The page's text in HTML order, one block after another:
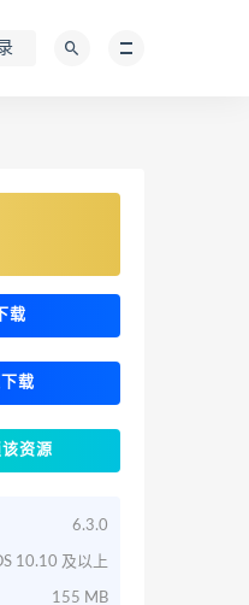
载
载
资源
6.3.0
10.10 及以上
155 MB